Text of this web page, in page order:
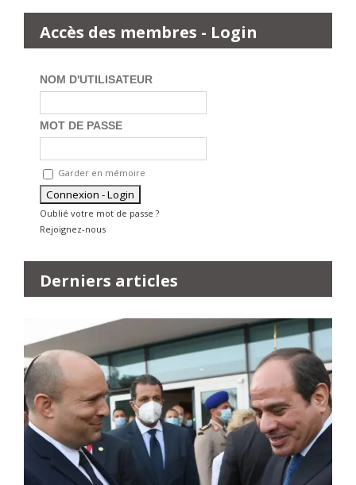
Accès des membres - Login
NOM D'UTILISATEUR
MOT DE PASSE
Garder en mémoire
Oublié votre mot de passe ?
Rejoignez-nous
Derniers articles